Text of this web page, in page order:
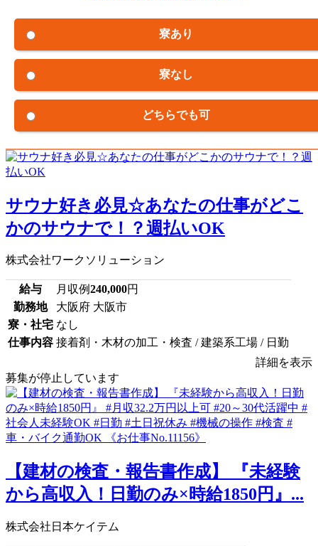
寮あり
寮なし
どちらでも可
サウナ好き必見☆あなたの仕事がどこ
かのサウナで！？週払いOK
株式会社ワークソリューション
給与 月収例240,000円
勤務地
大阪府 大阪市
寮・社宅 なし
仕事内容 接着剤・木材の加工・検査 / 建築系工場 / 日勤
詳細を表示
募集が停止しています
【建材の検査・報告書作成】 『未経験
から高収入！日勤のみ×時給1850円』...
株式会社日本ケイテム